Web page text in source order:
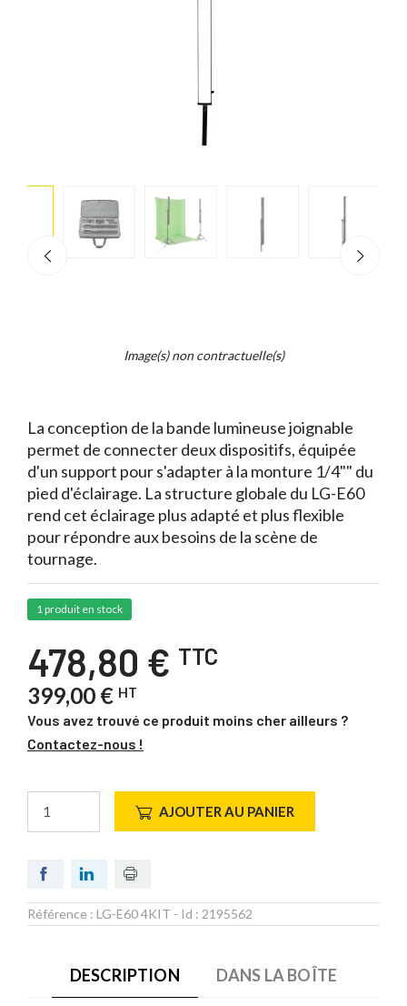
Image(s) non contractuelle(s)
La conception de la bande lumineuse joignable
permet de connecter deux dispositifs, équipée
d'un support pour s'adapter à la monture 1/4"" du
pied d'éclairage. La structure globale du LG-E60
rend cet éclairage plus adapté et plus flexible
pour répondre aux besoins de la scène de
tournage.
1 produit en stock
478,80 € TTC
399,00 € HT
Vous avez trouvé ce produit moins cher ailleurs ?
Contactez-nous !
AJOUTER AU PANIER
Référence : LG-E60 4KIT - Id : 2195562
DESCRIPTION DANS LA BOÎTE